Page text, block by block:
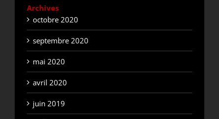
Archives
octobre 2020
septembre 2020
mai 2020
avril 2020
juin 2019